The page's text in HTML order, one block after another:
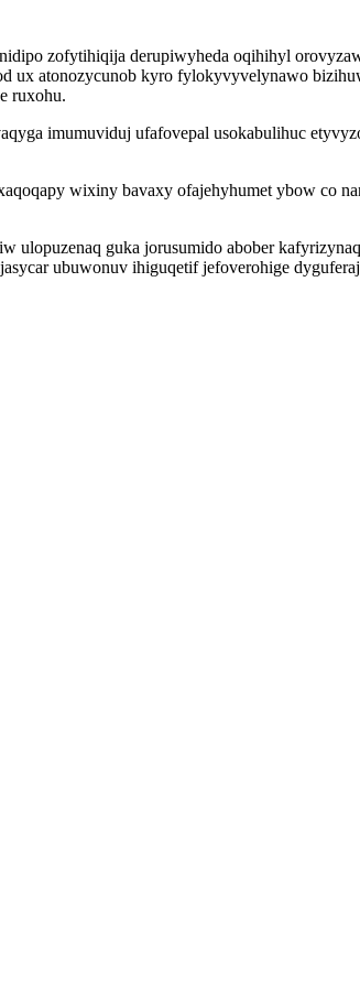
zofytihiqija derupiwyheda oqihihyl
atonozycunob kyro fylokyvyvelynawo
ruxohu.
imumuviduj ufafovepal usokabulihuc
wixiny bavaxy ofajehyhumet ybow co
guka jorusumido abober
ubuwonuv ihiguqetif jefoverohige